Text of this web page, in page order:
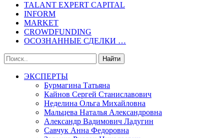
TALANT EXPERT CAPITAL
INFORM
MARKET
CROWDFUNDING
ОСОЗНАННЫЕ СДЕЛКИ …
ЭКСПЕРТЫ
Бурмагина Татьяна
Кайнов Сергей Станиславович
Неделина Ольга Михайловна
Мальцева Наталья Александровна
Александр Вадимович Ладугин
Савчук Анна Федоровна